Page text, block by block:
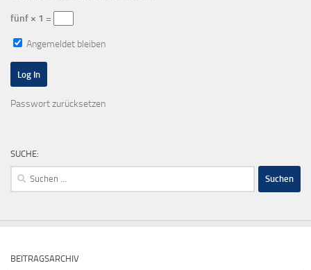
fünf × 1 =
Angemeldet bleiben
Passwort zurücksetzen
SUCHE:
Suchen
BEITRAGSARCHIV